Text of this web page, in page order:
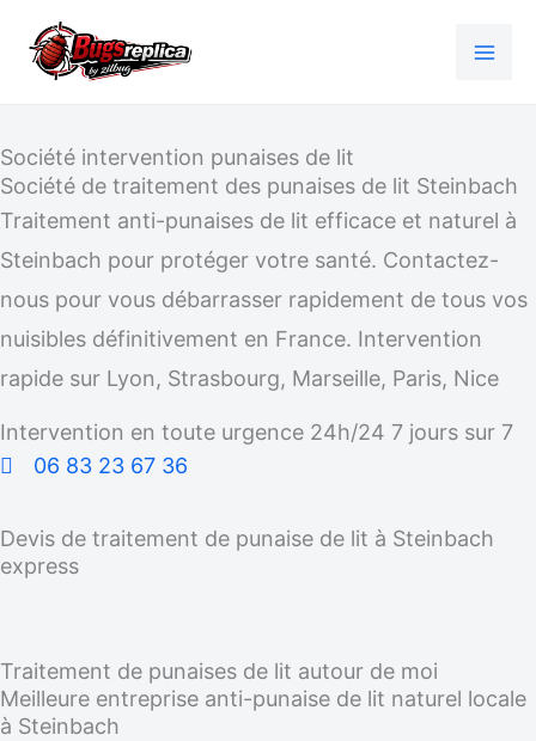
Société intervention punaises de lit
Société de traitement des punaises de lit Steinbach
Traitement anti-punaises de lit efficace et naturel à
Steinbach pour protéger votre santé. Contactez-
nous pour vous débarrasser rapidement de tous vos
nuisibles définitivement en France. Intervention
rapide sur Lyon, Strasbourg, Marseille, Paris, Nice
Intervention en toute urgence 24h/24 7 jours sur 7
06 83 23 67 36
Devis de traitement de punaise de lit à Steinbach
express
Traitement de punaises de lit autour de moi
Meilleure entreprise anti-punaise de lit naturel locale
à Steinbach